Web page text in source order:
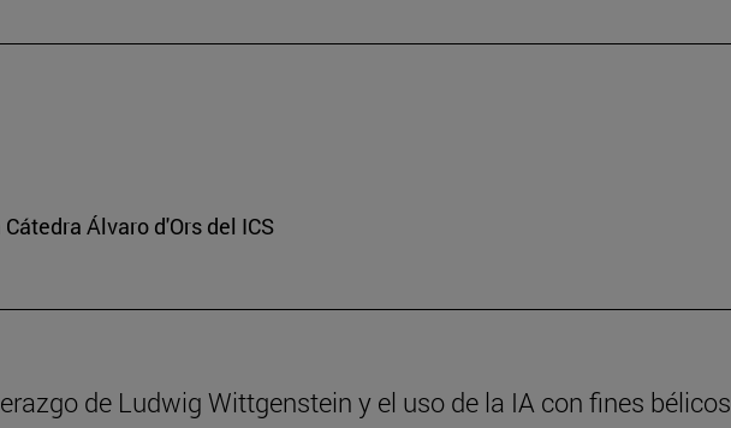
Álvaro d'Ors del ICS
de Ludwig Wittgenstein y el uso de la IA con fines bélicos